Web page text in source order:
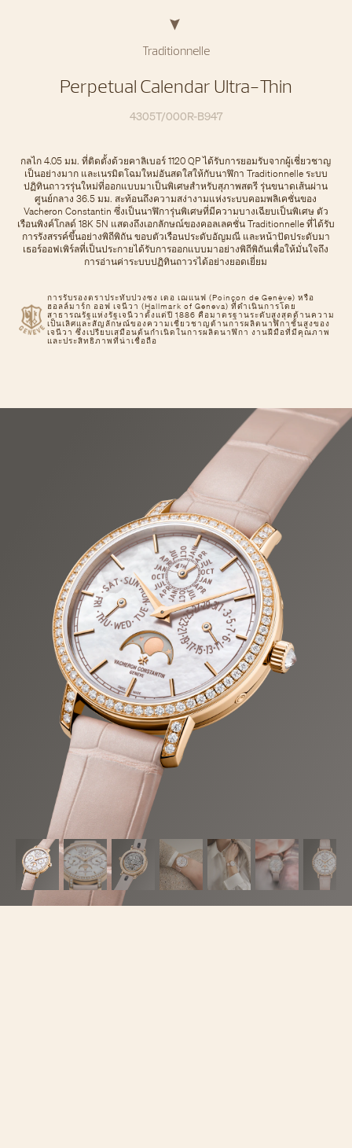
Traditionnelle
Perpetual Calendar Ultra-Thin
4305T/000R-B947
การรับรองตราประทับปวงซง เดอ เฌแนฟ (Poinçon de Genève) หรือ
ฮอลล์มาร์ก ออฟ เจนีวา (Hallmark of Geneva) ที่ดำเนินการโดย
สาธารณรัฐแห่งรัฐเจนีวาตั้งแต่ปี 1886 คือมาตรฐานระดับสูงสุดด้านความ
เป็นเลิศและสัญลักษณ์ของความเชี่ยวชาญด้านการผลิตนาฬิกาชั้นสูงของ
เจนีวา ซึ่งเปรียบเสมือนต้นกำเนิดในการผลิตนาฬิกา งานฝีมือที่มีคุณภาพ
และประสิทธิภาพที่น่าเชื่อถือ
กลไก 4.05 มม. ที่ติดตั้งด้วยคาลิเบอร์ 1120 QP ได้รับการยอมรับจากผู้เชี่ยวชาญ
เป็นอย่างมาก และเนรมิตโฉมใหม่อันสดใสให้กับนาฬิกา Traditionnelle ระบบ
ปฏิทินถาวรรุ่นใหม่ที่ออกแบบมาเป็นพิเศษสําหรับสุภาพสตรี รุ่นขนาดเส้นผ่าน
ศูนย์กลาง 36.5 มม. สะท้อนถึงความสง่างามแห่งระบบคอมพลิเคชั่นของ
Vacheron Constantin ซึ่งเป็นนาฬิการุ่นพิเศษที่มีความบางเฉียบเป็นพิเศษ ตัว
เรือนพิงค์โกลด์ 18K 5N แสดงถึงเอกลักษณ์ของคอลเลคชั่น Traditionnelle ที่ได้รับ
การรังสรรค์ขึ้นอย่างพิถีพิถัน ขอบตัวเรือนประดับอัญมณี และหน้าปัดประดับมา
เธอร์ออฟเพิร์ลที่เป็นประกายได้รับการออกแบบมาอย่างพิถีพิถันเพื่อให้มั่นใจถึง
การอ่านค่าระบบปฏิทินถาวรได้อย่างยอดเยี่ยม